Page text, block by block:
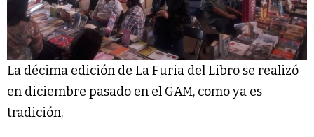
La décima edición de La Furia del Libro se realizó
en diciembre pasado en el GAM, como ya es
tradición.